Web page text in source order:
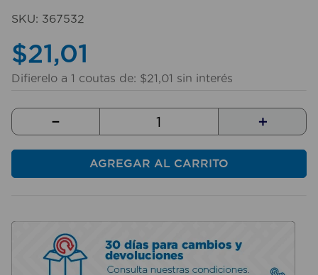
SKU: 367532
$21,01
Difierelo a 1 coutas de: $21,01 sin interés
＋
－
AGREGAR AL CARRITO
10. taladro